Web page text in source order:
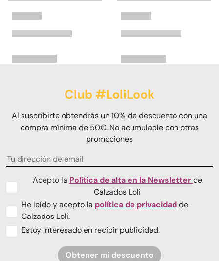
Club #LoliLook
Al suscribirte obtendrás un 10% de descuento con una
compra mínima de 50€. No acumulable con otras
promociones
Acepto la Política de alta en la Newsletterde
Calzados Loli
He leído y acepto la política de privacidadde
Calzados Loli.
Estoy interesado en recibir publicidad.
Obtener mi descuento